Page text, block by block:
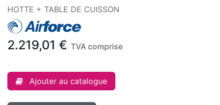
HOTTE + TABLE DE CUISSON
2.219,01 € TVA comprise
Ajouter au catalogue